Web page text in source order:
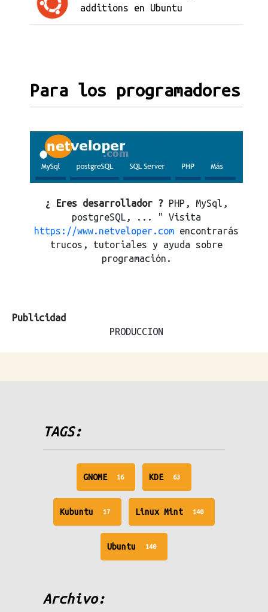
additions en Ubuntu
Para los programadores
¿ Eres desarrollador ? PHP, MySql,
postgreSQL, ... " Visita
https://www.netveloper.com encontrarás
trucos, tutoriales y ayuda sobre
programación.
Publicidad
PRODUCCION
TAGS:
GNOME 16
unread
messages
KDE 63
messages
Kubuntu 17
unread
messages
Linux Mint 140
messages
Ubuntu 140
messages
Archivo: